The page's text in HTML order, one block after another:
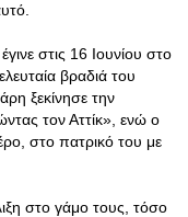
στις 16 Ιουνίου στο
βραδιά του
ξεκίνησε την
τον Αττίκ», ενώ ο
στο πατρικό του με
στο γάμο τους, τόσο